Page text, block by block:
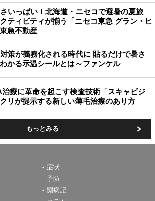
いっぱい！北海道・ニセコで避暑の夏旅
ティビティが揃う「ニセコ東急 グラン・ヒ
急不動産
策が義務化される時代に 貼るだけで暑さ
かる示温シールとは～ファンケル
療に革命を起こす検査技術「スキャビジ
リが提示する新しい薄毛治療のあり方
もっとみる
症状
予防
闘病記